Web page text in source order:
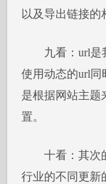
以及导出链接的
九看：url是我
使用动态的url同
是根据网站主题
置。
十看：其次的
行业的不同更新